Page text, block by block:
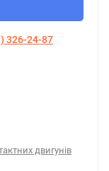
326-24-87
двигунів